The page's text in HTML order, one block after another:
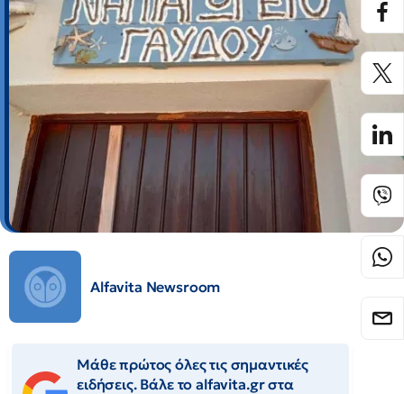
Alfavita Newsroom
Μάθε πρώτος όλες τις σημαντικές
ειδήσεις. Βάλε το alfavita.gr στα